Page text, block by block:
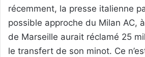
récemment, la presse italienne
possible approche du Milan AC,
de Marseille aurait réclamé 25
le transfert de son minot. Ce